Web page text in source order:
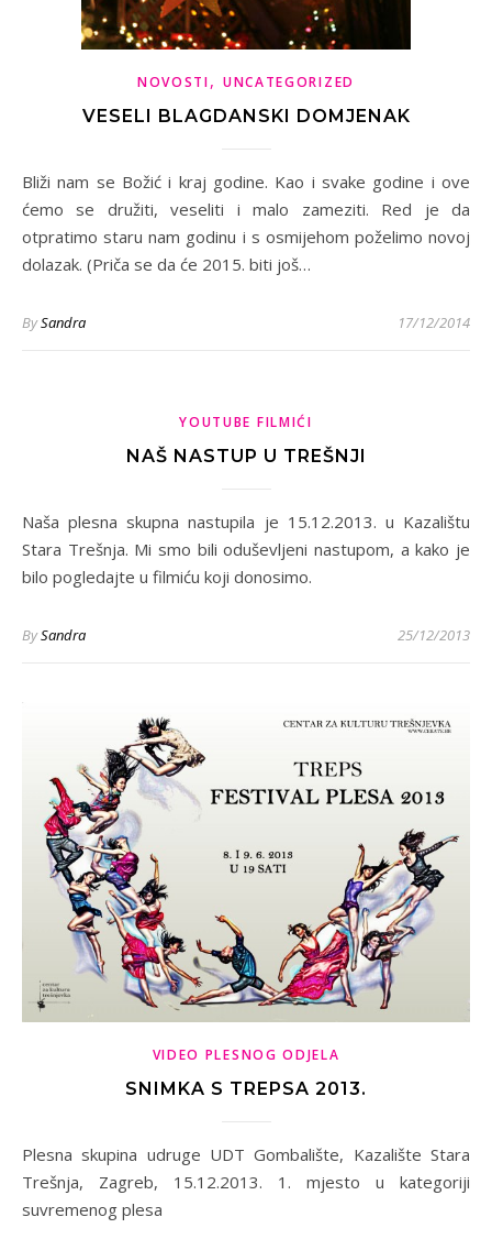
NOVOSTI, UNCATEGORIZED
VESELI BLAGDANSKI DOMJENAK
Bliži nam se Božić i kraj godine. Kao i svake godine i ove
ćemo se družiti, veseliti i malo zameziti. Red je da
otpratimo staru nam godinu i s osmijehom poželimo novoj
dolazak. (Priča se da će 2015. biti još…
BySandra 17/12/2014
YOUTUBE FILMIĆI
NAŠ NASTUP U TREŠNJI
Naša plesna skupna nastupila je 15.12.2013. u Kazalištu
Stara Trešnja. Mi smo bili oduševljeni nastupom, a kako je
bilo pogledajte u filmiću koji donosimo.
BySandra 25/12/2013
VIDEO PLESNOG ODJELA
SNIMKA S TREPSA 2013.
Plesna skupina udruge UDT Gombalište, Kazalište Stara
Trešnja, Zagreb, 15.12.2013. 1. mjesto u kategoriji
suvremenog plesa